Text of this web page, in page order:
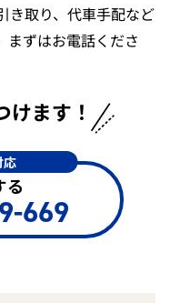
き取り、代車手配など
まずはお電話くださ
けます！
応
る
669